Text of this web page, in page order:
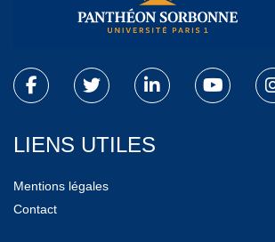
LIENS UTILES
Mentions légales
Contact